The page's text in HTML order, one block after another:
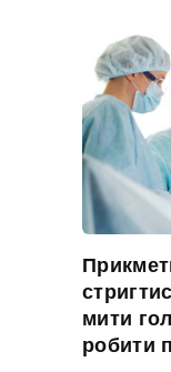
мити
робити